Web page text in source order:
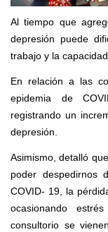
Al tiempo que
depresión puede
trabajo y la
En relación a las
epidemia de
registrando un
depresión.
Asimismo, detalló
poder despedirnos
COVID- 19, la pé
ocasionando
consultorio se